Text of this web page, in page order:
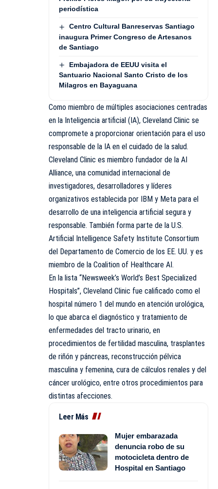
periodística
Centro Cultural Banreservas Santiago
inaugura Primer Congreso de Artesanos
de Santiago
Embajadora de EEUU visita el
Santuario Nacional Santo Cristo de los
Milagros en Bayaguana
Como miembro de múltiples asociaciones centradas
en la Inteligencia artificial (IA), Cleveland Clinic se
compromete a proporcionar orientación para el uso
responsable de la IA en el cuidado de la salud.
Cleveland Clinic es miembro fundador de la AI
Alliance, una comunidad internacional de
investigadores, desarrolladores y líderes
organizativos establecida por IBM y Meta para el
desarrollo de una inteligencia artificial segura y
responsable. También forma parte de la U.S.
Artificial Intelligence Safety Institute Consortium
del Departamento de Comercio de los EE. UU. y es
miembro de la Coalition of Healthcare AI.
En la lista “Newsweek’s World’s Best Specialized
Hospitals”, Cleveland Clinic fue calificado como el
hospital número 1 del mundo en atención urológica,
lo que abarca el diagnóstico y tratamiento de
enfermedades del tracto urinario, en
procedimientos de fertilidad masculina, trasplantes
de riñón y páncreas, reconstrucción pélvica
masculina y femenina, cura de cálculos renales y del
cáncer urológico, entre otros procedimientos para
distintas afecciones.
Leer Más
Mujer embarazada
denuncia robo de su
motocicleta dentro de
Hospital en Santiago